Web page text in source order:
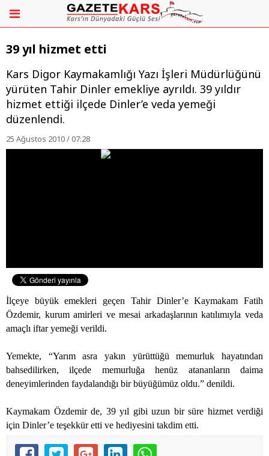
39 yıl hizmet etti
Kars Digor Kaymakamlığı Yazı İşleri Müdürlüğünü
yürüten Tahir Dinler emekliye ayrıldı. 39 yıldır
hizmet ettiği ilçede Dinler’e veda yemeği
düzenlendi.
25 Ağustos 2010 / 07:28
İlçeye büyük emekleri geçen Tahir Dinler’e Kaymakam Fatih
Özdemir, kurum amirleri ve mesai arkadaşlarının katılımıyla veda
amaçlı iftar yemeği verildi.
Yemekte, “Yarım asra yakın yürüttüğü memurluk hayatından
bahsedilirken, ilçede memurluğa henüz atananların daima
deneyimlerinden faydalandığı bir büyüğümüz oldu.” denildi.
Kaymakam Özdemir de, 39 yıl gibi uzun bir süre hizmet verdiği
için Dinler’e teşekkür etti ve hediyesini takdim etti.